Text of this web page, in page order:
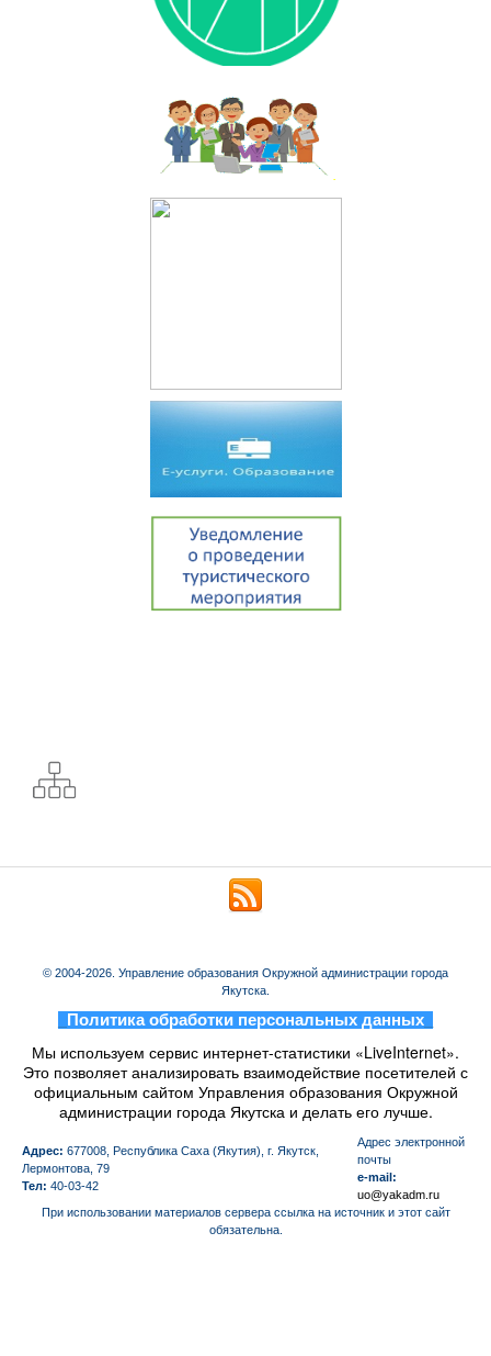
© 2004-2026. Управление образования Окружной администрации города
Якутска.
Политика обработки персональных данных
Мы используем сервис интернет-статистики «LiveInternet».
Это позволяет анализировать взаимодействие посетителей с
официальным сайтом Управления образования Окружной
администрации города Якутска и делать его лучше.
Адрес: 677008, Республика Саха (Якутия), г. Якутск,
Лермонтова, 79
Тел: 40-03-42
Aдрес электронной
почты
e-mail:
uo@yakadm.ru
При использовании материалов сервера ссылка на источник и этот сайт
обязательна.